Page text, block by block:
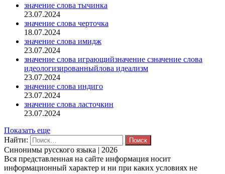
значение слова тычинка
23.07.2024
значение слова черточка
18.07.2024
значение слова имидж
23.07.2024
значение слова играющийзначение сзначение слова
идеологизированныйлова идеализм
23.07.2024
значение слова индиго
23.07.2024
значение слова ласточкин
23.07.2024
Показать еще
Найти:
Синонимы русского языка | 2026
Вся представленная на сайте информация носит
информационный характер и ни при каких условиях не